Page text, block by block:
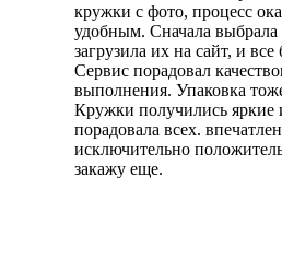
кружки с фото, процесс
удобным. Сначала выбрала
загрузила их на сайт, и
Сервис порадовал
выполнения. Упаковка
Кружки получились яркие
порадовала всех.
исключительно
закажу еще.